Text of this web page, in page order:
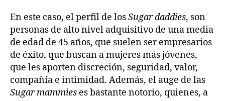
En este caso, el perfil de losSugar daddies, son
personas de alto nivel adquisitivo de una media
de edad de 45 años, que suelen ser empresarios
de éxito, que buscan a mujeres más jóvenes,
que les aporten discreción, seguridad, valor,
compañía e intimidad. Además, el auge de las
Sugar mammies es bastante notorio, quienes, a